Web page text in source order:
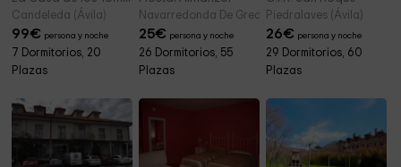
Candeleda (Ávila)
99€ persona y noche
7 Dormitorios, 20
Plazas
Navarredonda De Gredos (Ávila)
25€ persona y noche
26 Dormitorios, 55
Plazas
Piedralaves (Ávila)
26€ persona y noche
29 Dormitorios, 60
Plazas